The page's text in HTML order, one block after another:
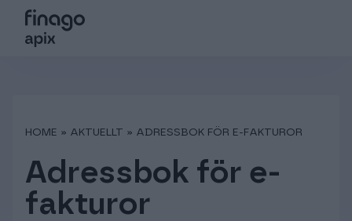
Sverige
Global (English)
Partners
Kundsupport
HOME » AKTUELLT » ADRESSBOK FÖR E-FAKTUROR
Adressbok för e-
fakturor